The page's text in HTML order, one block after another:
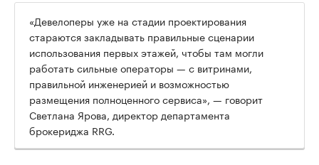
00:00
«Девелоперы уже на стадии проектирования
стараются закладывать правильные сценарии
использования первых этажей, чтобы там могли
работать сильные операторы — с витринами,
правильной инженерией и возможностью
размещения полноценного сервиса», — говорит
Светлана Ярова, директор департамента
брокериджа RRG.